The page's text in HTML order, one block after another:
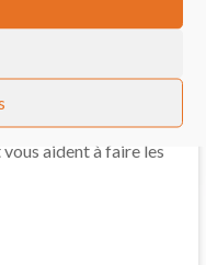
choisit ANDIL→
aident à faire les